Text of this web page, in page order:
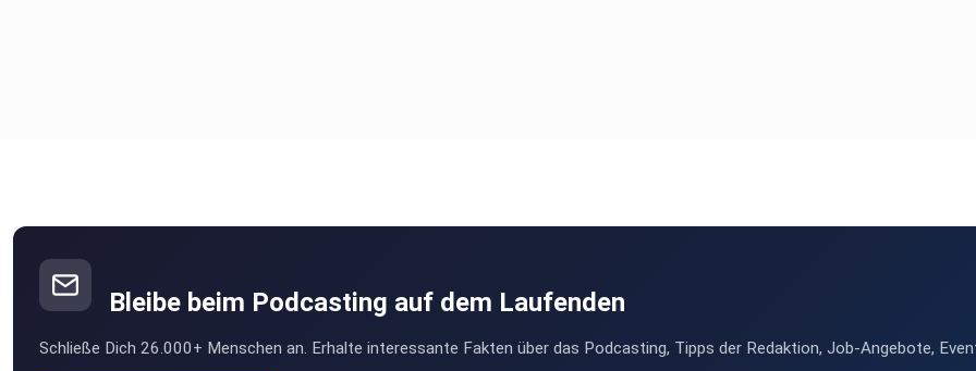
schreibe eine Rezension
GANZ WICHTIG!
mich
Bleibe beim Podcasting auf dem Laufenden
Schließe Dich 26.000+ Menschen an. Erhalte interessante Fakten über das Podcasting, Tipps der Redaktion, Job-Angebote,